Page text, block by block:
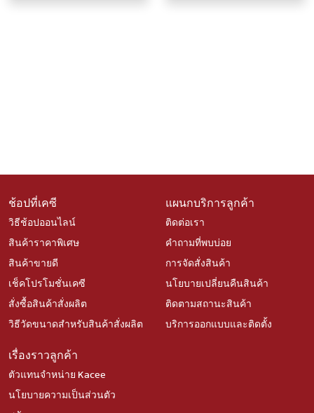
ช้อปที่เคซี
วิธีช้อปออนไลน์
สินค้าราคาพิเศษ
สินค้าขายดี
เช็คโปรโมชั่นเคซี
สั่งซื้อสินค้าสั่งผลิต
วิธีวัดขนาดสำหรับสินค้าสั่งผลิต
แผนกบริการลูกค้า
ติดต่อเรา
คำถามที่พบบ่อย
การจัดสั่งสินค้า
นโยบายเปลี่ยนคืนสินค้า
ติดตามสถานะสินค้า
บริการออกแบบและติดตั้ง
เรื่องราวลูกค้า
ตัวแทนจำหน่าย Kacee
นโยบายความเป็นส่วนตัว